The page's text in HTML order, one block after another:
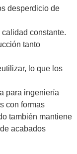
desperdicio de
constante.
tanto
lo que los
para ingeniería
con formas
también mantiene
acabados